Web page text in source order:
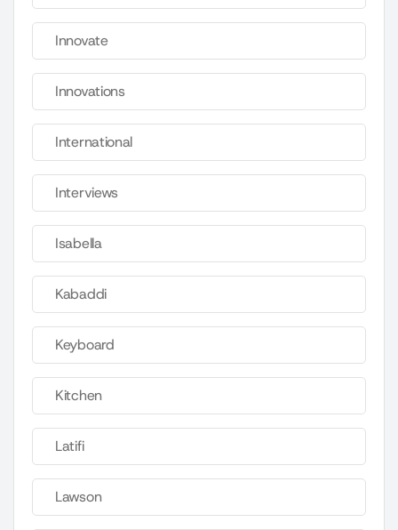
Innovate
Innovations
International
Interviews
Isabella
Kabaddi
Keyboard
Kitchen
Latifi
Lawson